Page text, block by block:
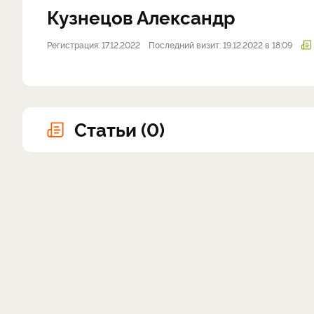
Кузнецов Александр
Регистрация: 17.12.2022 Последний визит: 19.12.2022 в 18:09
Статьи (0)